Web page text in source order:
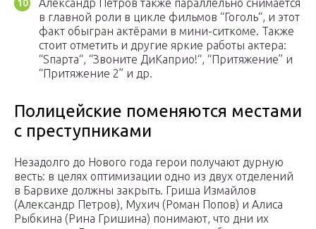
Александр Петров также параллельно снимается
в главной роли в цикле фильмов “Гоголь“, и этот
факт обыгран актёрами в мини-ситкоме. Также
стоит отметить и другие яркие работы актера:
“Sпарта“, “Звоните ДиКаприо!“, “Притяжение” и
“Притяжение 2” и др.
Полицейские поменяются местами
с преступниками
Незадолго до Нового года герои получают дурную
весть: в целях оптимизации одно из двух отделений
в Барвихе должны закрыть. Гриша Измайлов
(Александр Петров), Мухич (Роман Попов) и Алиса
Рыбкина (Рина Гришина) понимают, что дни их